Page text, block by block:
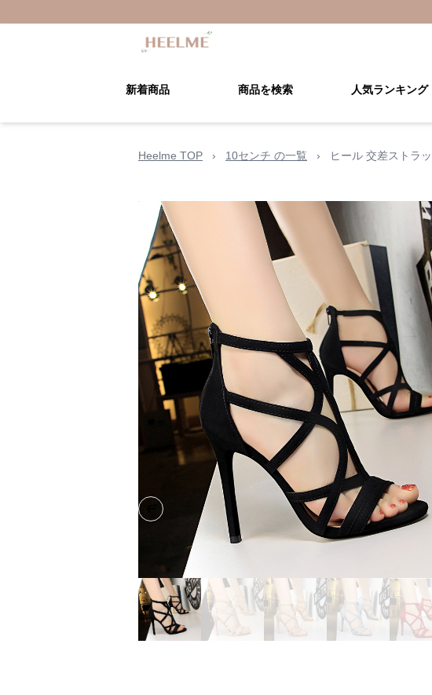
新着商品 商品を検索 人気ランキング
Heelme TOP › 10センチ の一覧 › ヒール 交差ストラ
Previous slide